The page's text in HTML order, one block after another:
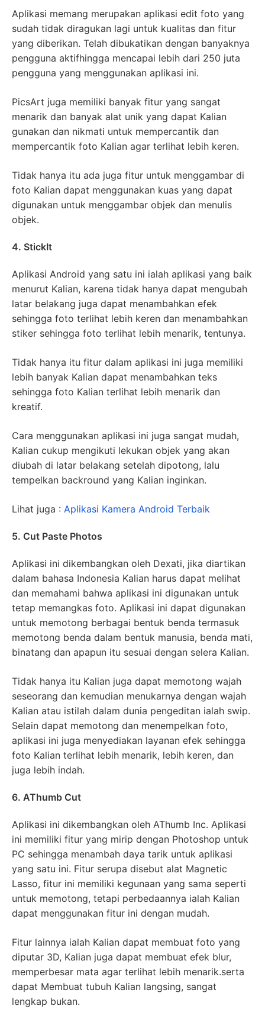
Aplikasi memang merupakan aplikasi edit foto yang
sudah tidak diragukan lagi untuk kualitas dan fitur
yang diberikan. Telah dibukatikan dengan banyaknya
pengguna aktifhingga mencapai lebih dari 250 juta
pengguna yang menggunakan aplikasi ini.
PicsArt juga memiliki banyak fitur yang sangat
menarik dan banyak alat unik yang dapat Kalian
gunakan dan nikmati untuk mempercantik dan
mempercantik foto Kalian agar terlihat lebih keren.
Tidak hanya itu ada juga fitur untuk menggambar di
foto Kalian dapat menggunakan kuas yang dapat
digunakan untuk menggambar objek dan menulis
objek.
4. StickIt
Aplikasi Android yang satu ini ialah aplikasi yang baik
menurut Kalian, karena tidak hanya dapat mengubah
latar belakang juga dapat menambahkan efek
sehingga foto terlihat lebih keren dan menambahkan
stiker sehingga foto terlihat lebih menarik, tentunya.
Tidak hanya itu fitur dalam aplikasi ini juga memiliki
lebih banyak Kalian dapat menambahkan teks
sehingga foto Kalian terlihat lebih menarik dan
kreatif.
Cara menggunakan aplikasi ini juga sangat mudah,
Kalian cukup mengikuti lekukan objek yang akan
diubah di latar belakang setelah dipotong, lalu
tempelkan backround yang Kalian inginkan.
Lihat juga : Aplikasi Kamera Android Terbaik
5. Cut Paste Photos
Aplikasi ini dikembangkan oleh Dexati, jika diartikan
dalam bahasa Indonesia Kalian harus dapat melihat
dan memahami bahwa aplikasi ini digunakan untuk
tetap memangkas foto. Aplikasi ini dapat digunakan
untuk memotong berbagai bentuk benda termasuk
memotong benda dalam bentuk manusia, benda mati,
binatang dan apapun itu sesuai dengan selera Kalian.
Tidak hanya itu Kalian juga dapat memotong wajah
seseorang dan kemudian menukarnya dengan wajah
Kalian atau istilah dalam dunia pengeditan ialah swip.
Selain dapat memotong dan menempelkan foto,
aplikasi ini juga menyediakan layanan efek sehingga
foto Kalian terlihat lebih menarik, lebih keren, dan
juga lebih indah.
6. AThumb Cut
Aplikasi ini dikembangkan oleh AThumb Inc. Aplikasi
ini memiliki fitur yang mirip dengan Photoshop untuk
PC sehingga menambah daya tarik untuk aplikasi
yang satu ini. Fitur serupa disebut alat Magnetic
Lasso, fitur ini memiliki kegunaan yang sama seperti
untuk memotong, tetapi perbedaannya ialah Kalian
dapat menggunakan fitur ini dengan mudah.
Fitur lainnya ialah Kalian dapat membuat foto yang
diputar 3D, Kalian juga dapat membuat efek blur,
memperbesar mata agar terlihat lebih menarik.serta
dapat Membuat tubuh Kalian langsing, sangat
lengkap bukan.